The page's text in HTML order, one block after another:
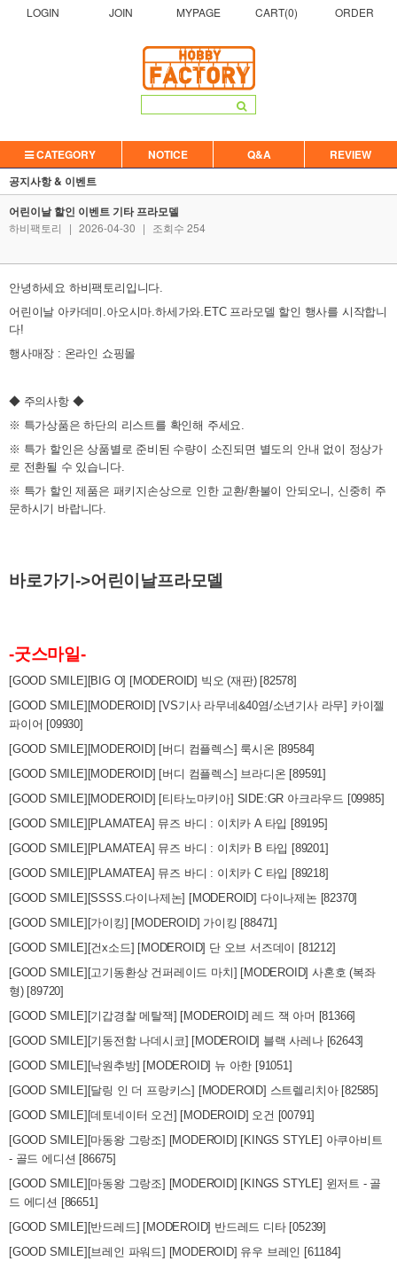
LOGIN JOIN MYPAGE CART(0) ORDER
CATEGORY NOTICE Q&A
REVIEW
공지사항 & 이벤트
어린이날 할인 이벤트 기타 프라모델
하비팩토리 | 2026-04-30 | 조회수 254
안녕하세요 하비팩토리입니다.
어린이날 아카데미.아오시마.하세가와.ETC 프라모델 할인 행사를 시작합니
다!
행사매장 : 온라인 쇼핑몰
◆ 주의사항 ◆
※ 특가상품은 하단의 리스트를 확인해 주세요.
※ 특가 할인은 상품별로 준비된 수량이 소진되면 별도의 안내 없이 정상가
로 전환될 수 있습니다.
※ 특가 할인 제품은 패키지손상으로 인한 교환/환불이 안되오니, 신중히 주
문하시기 바랍니다.
바로가기->어린이날프라모델
-굿스마일-
[GOOD SMILE][BIG O] [MODEROID] 빅오 (재판) [82578]
[GOOD SMILE][MODEROID] [VS기사 라무네&40염/소년기사 라무] 카이젤
파이어 [09930]
[GOOD SMILE][MODEROID] [버디 컴플렉스] 룩시온 [89584]
[GOOD SMILE][MODEROID] [버디 컴플렉스] 브라디온 [89591]
[GOOD SMILE][MODEROID] [티타노마키아] SIDE:GR 아크라우드 [09985]
[GOOD SMILE][PLAMATEA] 뮤즈 바디 : 이치카 A 타입 [89195]
[GOOD SMILE][PLAMATEA] 뮤즈 바디 : 이치카 B 타입 [89201]
[GOOD SMILE][PLAMATEA] 뮤즈 바디 : 이치카 C 타입 [89218]
[GOOD SMILE][SSSS.다이나제논] [MODEROID] 다이나제논 [82370]
[GOOD SMILE][가이킹] [MODEROID] 가이킹 [88471]
[GOOD SMILE][건x소드] [MODEROID] 단 오브 서즈데이 [81212]
[GOOD SMILE][고기동환상 건퍼레이드 마치] [MODEROID] 사혼호 (복좌
형) [89720]
[GOOD SMILE][기갑경찰 메탈잭] [MODEROID] 레드 잭 아머 [81366]
[GOOD SMILE][기동전함 나데시코] [MODEROID] 블랙 사레나 [62643]
[GOOD SMILE][낙원추방] [MODEROID] 뉴 아한 [91051]
[GOOD SMILE][달링 인 더 프랑키스] [MODEROID] 스트렐리치아 [82585]
[GOOD SMILE][데토네이터 오건] [MODEROID] 오건 [00791]
[GOOD SMILE][마동왕 그랑조] [MODEROID] [KINGS STYLE] 아쿠아비트
- 골드 에디션 [86675]
[GOOD SMILE][마동왕 그랑조] [MODEROID] [KINGS STYLE] 윈저트 - 골
드 에디션 [86651]
[GOOD SMILE][반드레드] [MODEROID] 반드레드 디타 [05239]
[GOOD SMILE][브레인 파워드] [MODEROID] 유우 브레인 [61184]